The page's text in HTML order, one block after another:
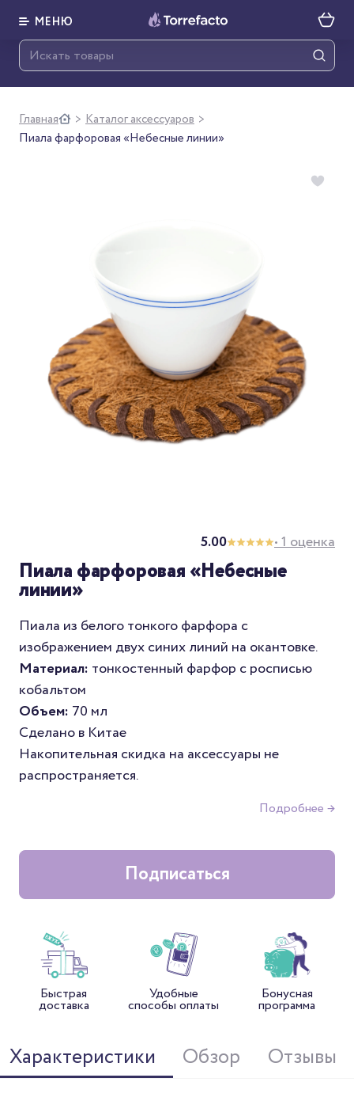
МЕНЮ
Главная > Каталог аксессуаров >
Пиала фарфоровая «Небесные линии»
Пиала фарфоровая «Небесные
линии»
5.00 • 1 оценка
Пиала из белого тонкого фарфора с
изображением двух синих линий на окантовке.
Материал: тонкостенный фарфор с росписью
кобальтом
Объем: 70 мл
Сделано в Китае
Накопительная скидка на аксессуары не
распространяется.
Подробнее →
Подписаться
Быстрая
доставка
Удобные
способы оплаты
Бонусная
программа
Характеристики Обзор Отзывы